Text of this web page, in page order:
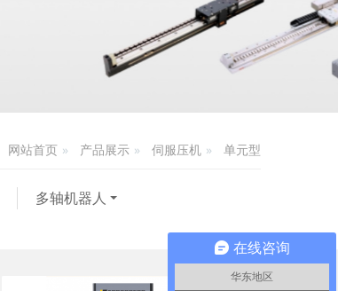
网站首页 产品展示 伺服压机 单元型
多轴机器人
在线咨询
华东地区